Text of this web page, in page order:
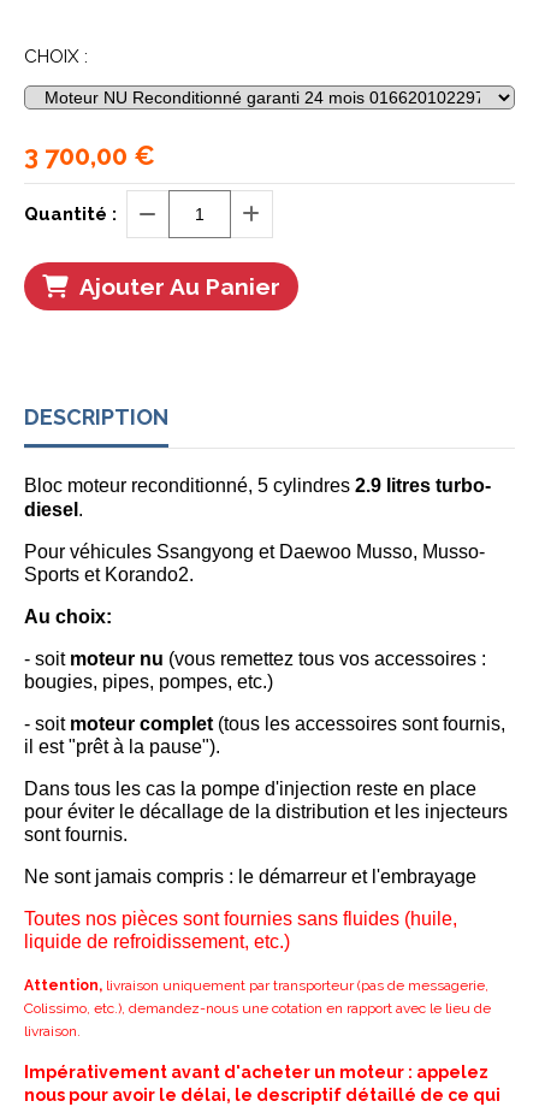
CHOIX :
3 700,00 €
Quantité :
Ajouter Au Panier
DESCRIPTION
Bloc moteur reconditionné, 5 cylindres 2.9 litres turbo-
diesel .
Pour véhicules Ssangyong et Daewoo Musso, Musso-
Sports et Korando2.
Au choix:
- soit moteur nu (vous remettez tous vos accessoires :
bougies, pipes, pompes, etc.)
- soitmoteur complet (tous les accessoires sont fournis,
il est "prêt à la pause").
Dans tous les cas la pompe d'injection reste en place
pour éviter le décallage de la distribution et les injecteurs
sont fournis.
Ne sont jamais compris : le démarreur et l'embrayage
Toutes nos pièces sont fournies sans fluides (huile,
liquide de refroidissement, etc.)
Attention, livraison uniquement par transporteur (pas de messagerie,
Colissimo, etc.), demandez-nous une cotation en rapport avec le lieu de
livraison.
Impérativement avant d'acheter un moteur : appelez
nous pour avoir le délai, le descriptif détaillé de ce qui